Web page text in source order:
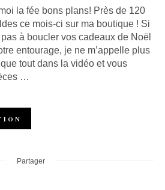
la fée bons plans! Près de 120
ce mois-ci sur ma boutique ! Si
à boucler vos cadeaux de Noël
entourage, je ne m’appelle plus
tout dans la vidéo et vous
…
Partager